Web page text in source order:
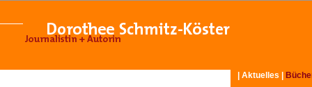
Aktuelles